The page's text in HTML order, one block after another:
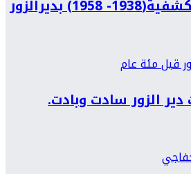
بديرالزور
الزور سادت وبادت.